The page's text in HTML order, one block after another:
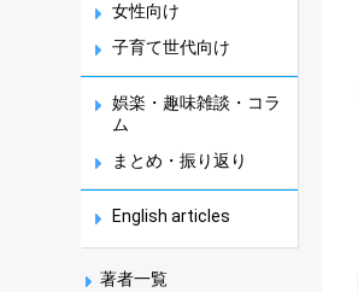
女性向け
子育て世代向け
娯楽・趣味雑談・コラ
ム
まとめ・振り返り
English articles
著者一覧